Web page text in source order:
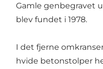
Gamle genbegravet
blev fundet i 1978.
I det fjerne
hvide betonstolper